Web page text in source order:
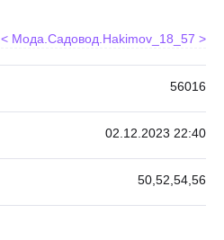
< Мода.Садовод.Hakimov_18_57 >
56016
02.12.2023 22:40
50, 52, 54, 56